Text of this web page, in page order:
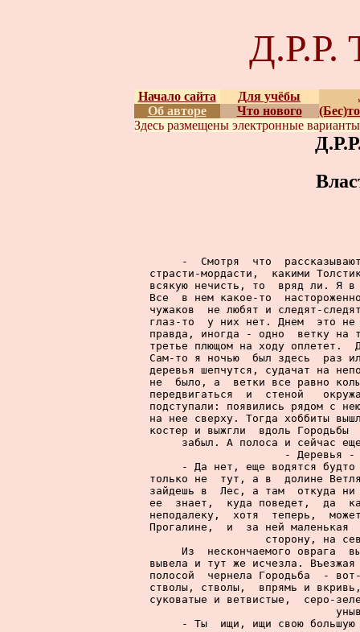
Начало сайта Для учёбы
Об авторе
Что нового
Здесь размещены электронные
-  Смотря  что
страсти-мордасти,  какими
всякую нечисть, то  вряд ли. Я
Все  в нем какое-то
чужаков  не любят и следят-
глаз-то  у них нет. Днем  это не
правда, иногда - одно  ветку на
третье плющом на ходу оплетет.
Сам-то я ночью  был здесь  раз
деревья шепчутся, судачат на
не  было, а  ветки все равно
передвигаться  и  стеной
подступали: появились рядом с
на нее сверху. Тогда хоббиты
костер и выжгли  вдоль
забыл. А полоса и сейчас
- Деревья -
- Да нет, еще водятся
только не  тут, а в  долине
зайдешь в  Лес, а там  откуда ни
ее  знает,  куда поведет,  да
неподалеку,  хотя  теперь,
Прогалине,  и  за ней маленькая
сторону, на
Из  нескончаемого оврага
вывела и тут же исчезла.
полосой  чернела Городьба  -
стволы, стволы,  впрямь и
суковатые и ветвистые,  серо-
- Ты  ищи, ищи свою